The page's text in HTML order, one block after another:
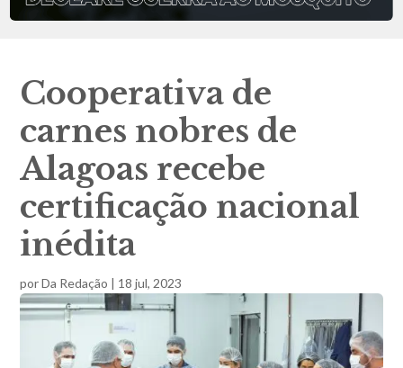
Cooperativa de
carnes nobres de
Alagoas recebe
certificação nacional
inédita
porDa Redação | 18 jul, 2023